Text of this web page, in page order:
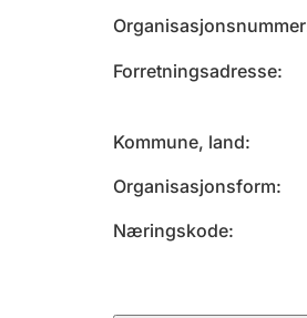
Organisasjonsnummer
Forretningsadresse
Kommune, land
Organisasjonsform
Næringskode